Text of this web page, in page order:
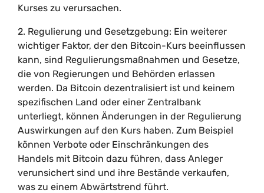
Kurses zu verursachen.
2. Regulierung und Gesetzgebung: Ein weiterer
wichtiger Faktor, der den Bitcoin-Kurs beeinflussen
kann, sind Regulierungsmaßnahmen und Gesetze,
die von Regierungen und Behörden erlassen
werden. Da Bitcoin dezentralisiert ist und keinem
spezifischen Land oder einer Zentralbank
unterliegt, können Änderungen in der Regulierung
Auswirkungen auf den Kurs haben. Zum Beispiel
können Verbote oder Einschränkungen des
Handels mit Bitcoin dazu führen, dass Anleger
verunsichert sind und ihre Bestände verkaufen,
was zu einem Abwärtstrend führt.